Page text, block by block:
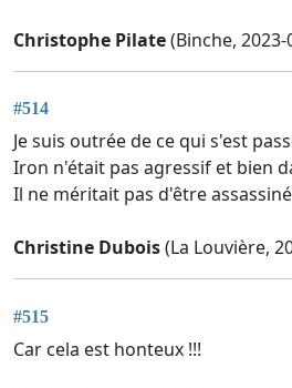
Christophe Pilate(Binche, 2023-
#514
Je suis outrée de ce qui s'est
Iron n'était pas agressif et bien
Il ne méritait pas d'être
Christine Dubois(La Louvière,
#515
Car cela est honteux !!!